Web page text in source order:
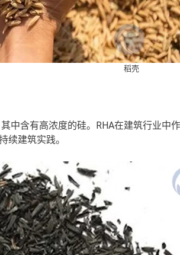
稻壳
其中含有高浓度的硅。RHA在建筑行业中
续建筑实践。